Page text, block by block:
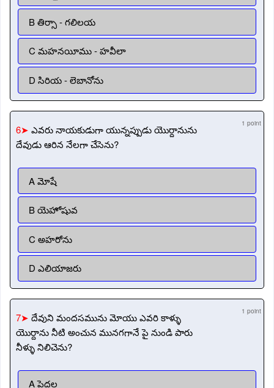
B తిర్సా - గలిలయ
C మహనయీము - హవీలా
D సిరియ - లెబానోను
6➤ ఎవరు నాయకుడుగా యున్నప్పుడు యొర్దానును
దేవుడు ఆరిన నేలగా చేసెను?
1 point
A మోషే
B యెహోషువ
C అహరోను
D ఎలియాజరు
7➤ దేవుని మందసమును మోయు ఎవరి కాళ్ళు
యొర్దాను నీటి అంచున మునగగానే పై నుండి పారు
నీళ్ళు నిలిచెను?
1 point
A పెద్దల